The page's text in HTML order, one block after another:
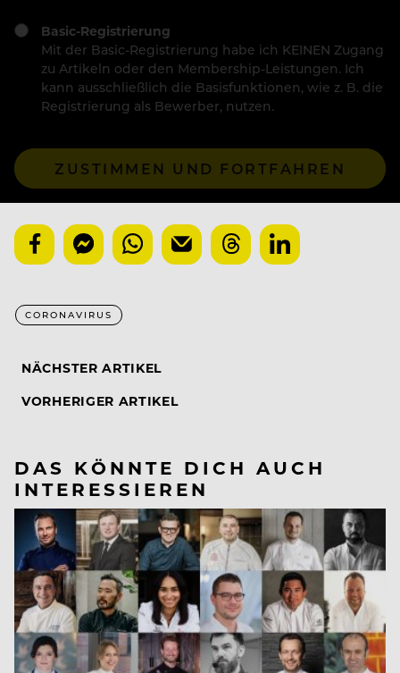
Basic-Registrierung
Mit der Basic-Registrierung habe ich KEINEN Zugang
zu Artikeln oder den Membership-Leistungen. Ich
kann ausschließlich die Basisfunktionen, wie z. B. die
Registrierung als Bewerber, nutzen.
ZUSTIMMEN UND FORTFAHREN
CORONAVIRUS
NÄCHSTER ARTIKEL
VORHERIGER ARTIKEL
DAS KÖNNTE DICH AUCH
INTERESSIEREN